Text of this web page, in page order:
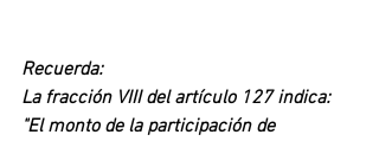
Recuerda:
La fracción VIII del artículo 127 indica:
"El monto de la participación de